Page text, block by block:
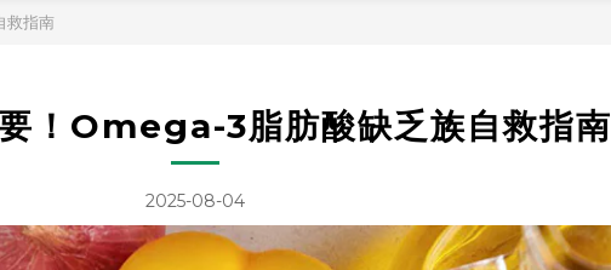
救指南
！Omega-3脂肪酸缺乏族自救指南
2025-08-04